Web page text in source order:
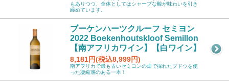
もありつつ、全体としてはシャープな酸が味わいを引き
締めています。
ブーケンハーツクルーフ セミヨン
2022 Boekenhoutskloof Semillon
【南アフリカワイン】【白ワイン】
8,181円(税込8,999円)
南アフリカで最も古いセミヨンの畑で採れたブドウを使
った凝縮感のある一本！